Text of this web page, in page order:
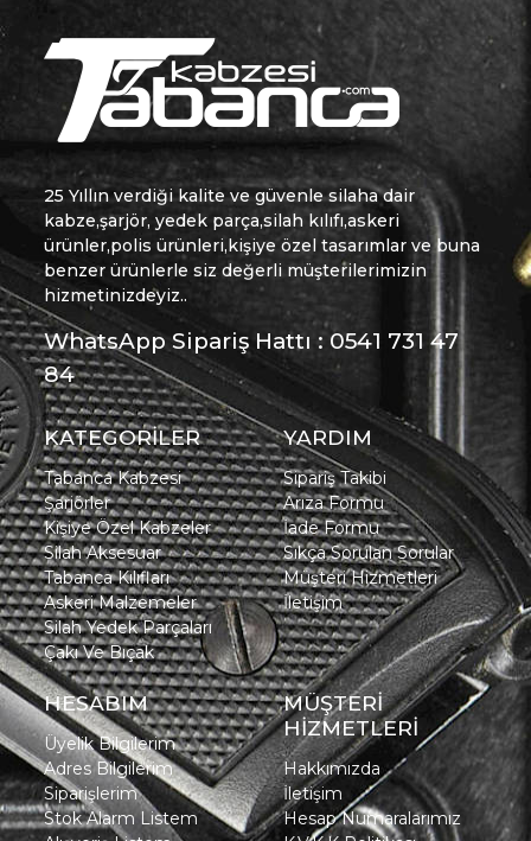
25 Yıllın verdiği kalite ve güvenle silaha dair
kabze,şarjör, yedek parça,silah kılıfı,askeri
ürünler,polis ürünleri,kişiye özel tasarımlar ve buna
benzer ürünlerle siz değerli müşterilerimizin
hizmetinizdeyiz..
WhatsApp Sipariş Hattı : 0541 731 47
84
KATEGORİLER
Tabanca Kabzesi
Şarjörler
Kişiye Özel Kabzeler
Silah Aksesuar
Tabanca Kılıfları
Askeri Malzemeler
Silah Yedek Parçaları
Çakı Ve Bıçak
YARDIM
Sipariş Takibi
Arıza Formu
İade Formu
Sıkça Sorulan Sorular
Müşteri Hizmetleri
İletişim
HESABIM
Üyelik Bilgilerim
Adres Bilgilerim
Siparişlerim
Stok Alarm Listem
MÜŞTERİ
HİZMETLERİ
Hakkımızda
İletişim
Hesap Numaralarımız